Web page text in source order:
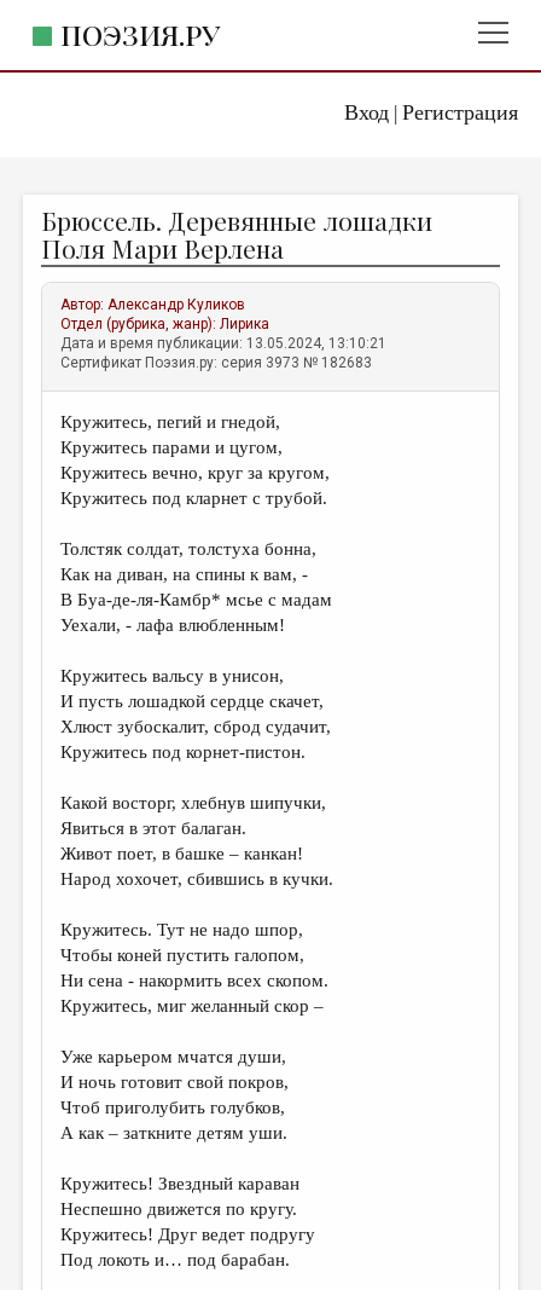
Вход| Регистрация
ПОЭЗИЯ.РУ
ЖАНРЫ
АВТОРЫ
КОММЕНТАРИИ
ЛИТСАЛОН
ПРАВИЛА САЙТА
ОТДЕЛЫ И РУБРИКИ
ДАЙДЖЕСТ
ПРОИЗВЕДЕНИЯ
КОНКУРСЫ
ДЕТСКАЯ КОМНАТА
ОБЗОР ЛИТЕРАТУРЫ
СТРАНИЦЫ ПАМЯТИ
РЕДКОЛЛЕГИЯ
ОТ РЕДАКЦИИ
МАЛАЯ ПРОЗА
ЭССЕИСТИКА
ЛИТЕРАТУРОВЕДЕНИЕ
КУЛЬТУРОВЕДЕНИЕ
ПУБЛИЦИСТИКА
Брюссель. Деревянные лошадки
Поля Мари Верлена
Автор:Александр Куликов
Отдел (рубрика, жанр):Лирика
Дата и время публикации: 13.05.2024, 13:10:21
Сертификат Поэзия.ру: серия 3973 № 182683
Кружитесь, пегий и гнедой,
Кружитесь парами и цугом,
Кружитесь вечно, круг за кругом,
Кружитесь под кларнет с трубой.
Толстяк солдат, толстуха бонна,
Как на диван, на спины к вам, -
В Буа-де-ля-Камбр* мсье с мадам
Уехали, - лафа влюбленным!
Кружитесь вальсу в унисон,
И пусть лошадкой сердце скачет,
Хлюст зубоскалит, сброд судачит,
Кружитесь под корнет-пистон.
Какой восторг, хлебнув шипучки,
Явиться в этот балаган.
Живот поет, в башке – канкан!
Народ хохочет, сбившись в кучки.
Кружитесь. Тут не надо шпор,
Чтобы коней пустить галопом,
Ни сена - накормить всех скопом.
Кружитесь, миг желанный скор –
Уже карьером мчатся души,
И ночь готовит свой покров,
Чтоб приголубить голубков,
А как – заткните детям уши.
Кружитесь! Звездный караван
Неспешно движется по кругу.
Кружитесь! Друг ведет подругу
Под локоть и… под барабан.